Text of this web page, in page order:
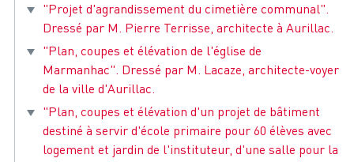
"Projet d'agrandissement du cimetière communal".
Dressé par M. Pierre Terrisse, architecte à Aurillac.
"Plan, coupes et élévation de l'église de
Marmanhac". Dressé par M. Lacaze, architecte-voyer
de la ville d'Aurillac.
"Plan, coupes et élévation d'un projet de bâtiment
destiné à servir d'école primaire pour 60 élèves avec
logement et jardin de l'instituteur, d'une salle pour la